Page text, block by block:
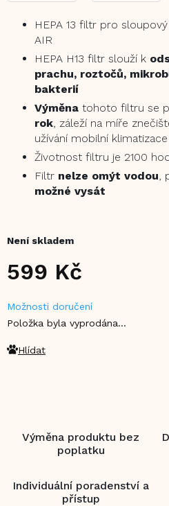
599 Kč
cena:
Není skladem
Možnosti doručení
Položka byla vyprodána…
HEPA 13 filtr pro
AIR
HEPA H13 filtr slouží k
prachu, roztočů,
bakterií
Výměna tohoto filtru se
rok , záleží na míře
užívání mobilní klimatizace
Životnost filtru je 2100
Filtr nelze omýt vodou
možné vysát
Hlídat
Výměna produktu bez
poplatku
Individuální poradenství a
přístup